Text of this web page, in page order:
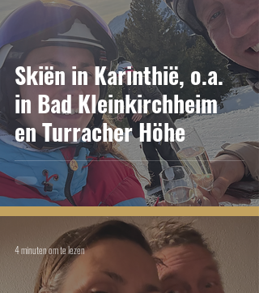
Skiën in Karinthië, o.a.
in Bad Kleinkirchheim
en Turracher Höhe
4 minuten om te lezen